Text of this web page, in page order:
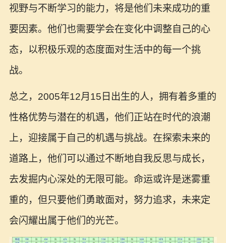
视野与不断学习的能力，将是他们未来成功的重
要因素。他们也需要学会在变化中调整自己的心
态，以积极乐观的态度面对生活中的每一个挑
战。
总之，2005年12月15日出生的人，拥有着多重的
性格优势与潜在的机遇，他们正站在时代的浪潮
上，迎接属于自己的机遇与挑战。在探索未来的
道路上，他们可以通过不断地自我反思与成长，
去发掘内心深处的无限可能。命运或许是迷雾重
重的，但只要他们勇敢面对，努力追求，未来定
会闪耀出属于他们的光芒。